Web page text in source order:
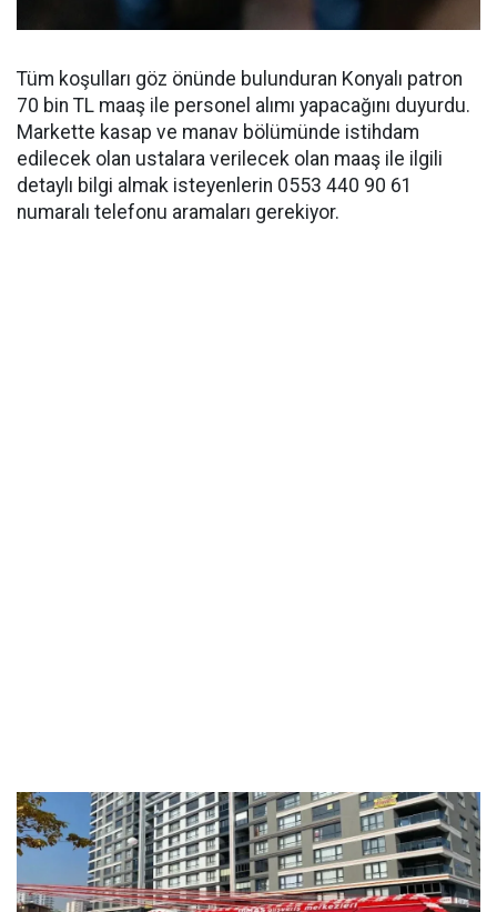
Tüm koşulları göz önünde bulunduran Konyalı patron
70 bin TL maaş ile personel alımı yapacağını duyurdu.
Markette kasap ve manav bölümünde istihdam
edilecek olan ustalara verilecek olan maaş ile ilgili
detaylı bilgi almak isteyenlerin 0553 440 90 61
numaralı telefonu aramaları gerekiyor.